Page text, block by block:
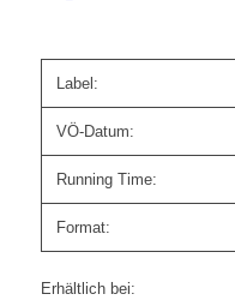
Label:
VÖ-Datum:
Running Time:
Format:
Erhältlich bei: